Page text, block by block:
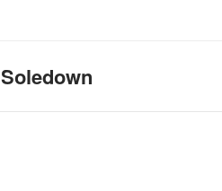
Uname:Linux
Soledown